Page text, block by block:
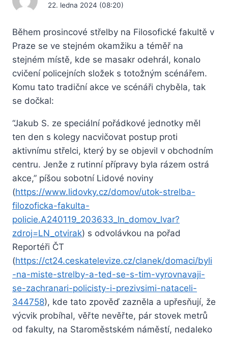
22. ledna 2024 (08:20)
Během prosincové střelby na Filosofické fakultě v
Praze se ve stejném okamžiku a téměř na
stejném místě, kde se masakr odehrál, konalo
cvičení policejních složek s totožným scénářem.
Komu tato tradiční akce ve scénáři chyběla, tak
se dočkal:
“Jakub S. ze speciální pořádkové jednotky měl
ten den s kolegy nacvičovat postup proti
aktivnímu střelci, který by se objevil v obchodním
centru. Jenže z rutinní přípravy byla rázem ostrá
akce,” píšou sobotní Lidové noviny
(https://www.lidovky.cz/domov/utok-strelba-
filozoficka-fakulta-
policie.A240119_203633_ln_domov_lvar?
zdroj=LN_otvirak) s odvolávkou na pořad
Reportéři ČT
(https://ct24.ceskatelevize.cz/clanek/domaci/byli
-na-miste-strelby-a-ted-se-s-tim-vyrovnavaji-
se-zachranari-policisty-i-prezivsimi-nataceli-
344758), kde tato zpověď zazněla a upřesňují, že
výcvik probíhal, věřte nevěřte, pár stovek metrů
od fakulty, na Staroměstském náměstí, nedaleko